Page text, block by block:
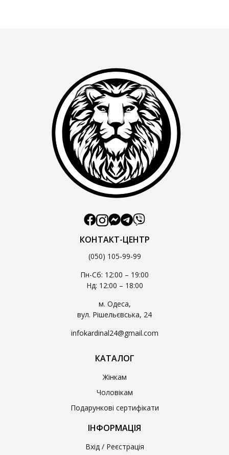
КОНТАКТ-ЦЕНТР
(050) 105-99-99
Пн-Сб: 12:00 – 19:00
Нд: 12:00 – 18:00
м. Одеса,
вул. Рішельєвська, 24
infokardinal24@gmail.com
КАТАЛОГ
Жінкам
Чоловікам
Подарункові сертифікати
ІНФОРМАЦІЯ
Вхід / Реєстрація